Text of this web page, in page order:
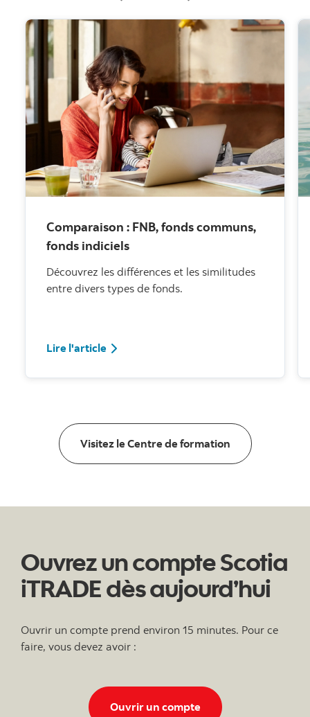
Comparaison : FNB, fonds communs,
fonds indiciels
Découvrez les différences et les similitudes
entre divers types de fonds.
Lire l'article Lire l'article
Visitez le Centre de formationVisitez le
Ouvrez un compte Scotia
iTRADE dès aujourd’hui
Ouvrir un compte prend environ 15 minutes. Pour ce
faire, vous devez avoir :
Ouvrir un compteOuvrir un compte